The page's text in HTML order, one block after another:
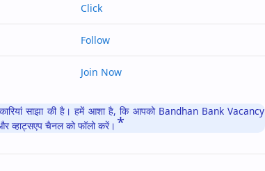
Click
Follow
Join Now
साझा की है। हमें आशा है, कि आपको Bandhan Bank Vacancy
व्हाट्सएप चैनल को फॉलो करें।